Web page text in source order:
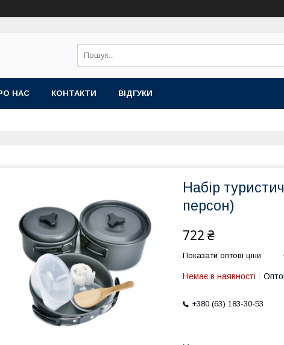
НАС КОНТАКТИ ВІДГУКИ
Набір
персон)
722 ₴
Показати оптові ціни
Немає в наявності
+380 (63) 183-30-53